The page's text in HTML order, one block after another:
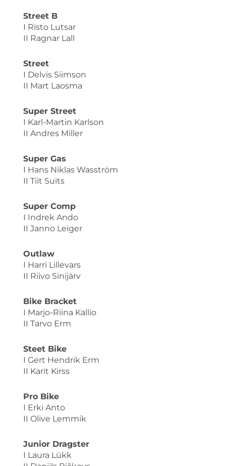
Street B
I Risto Lutsar
II Ragnar Lall
Street
I Delvis Siimson
II Mart Laosma
Super Street
I Karl-Martin Karlson
II Andres Miller
Super Gas
I Hans Niklas Wasström
II Tiit Suits
Super Comp
I Indrek Ando
II Janno Leiger
Outlaw
I Harri Lillevars
II Riivo Sinijärv
Bike Bracket
I Marjo-Riina Kallio
II Tarvo Erm
Steet Bike
I Gert Hendrik Erm
II Karit Kirss
Pro Bike
I Erki Anto
II Olive Lemmik
Junior Dragster
I Laura Lükk